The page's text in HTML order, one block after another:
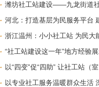
潍坊社工站建设——九龙街道
河北：打造基层为民服务平台
浙江温州：小小社工站 为民大
“社工站建设这一年”地方经验
以“四变”促“四助” 让社工站（
以专业社工服务温暖群众生活